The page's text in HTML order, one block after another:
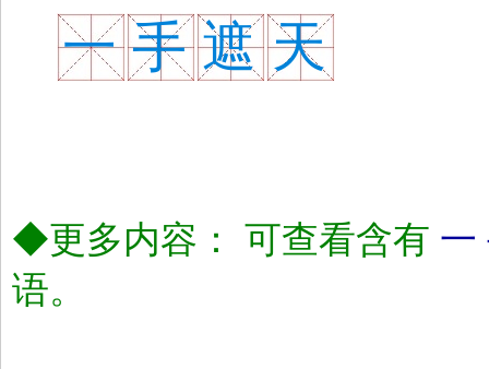
一 手 遮 天
◆更多内容： 可查看含有 一
语。